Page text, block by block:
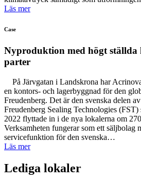
Läs mer
Case
Nyproduktion med högt
parter
På Järvgatan i Landskrona har
en kontors- och lagerbyggnad för den
Freudenberg. Det är den svenska delen
Freudenberg Sealing Technologies (FST)
2022 flyttade in i de nya lokalerna om
Verksamheten fungerar som ett säljbolag
servicefunktion för den svenska…
Läs mer
Lediga lokaler